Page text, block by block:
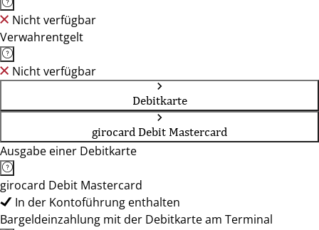
Nicht verfügbar
Verwahrentgelt
Nicht verfügbar
Debitkarte
girocard Debit Mastercard
Ausgabe einer Debitkarte
girocard Debit Mastercard
In der Kontoführung enthalten
Bargeldeinzahlung mit der Debitkarte am Terminal